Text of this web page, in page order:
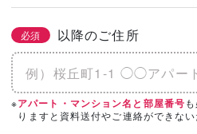
必須 以降のご住所
※アパート・マンション名と部屋番号
りますと資料送付やご連絡ができない